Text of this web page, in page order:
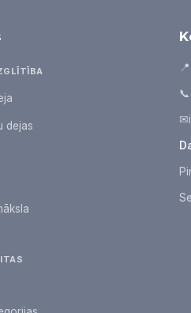
dejas
📞
✉